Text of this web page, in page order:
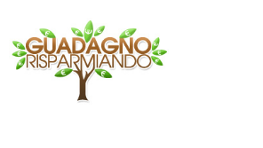
contenuto